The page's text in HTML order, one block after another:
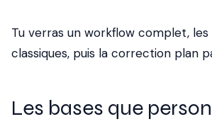
Tu verras un workflow complet,
classiques, puis la correction plan
Les bases que